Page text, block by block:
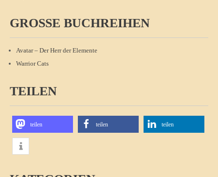
GROSSE BUCHREIHEN
Avatar – Der Herr der Elemente
Warrior Cats
TEILEN
teilen teilen teilen